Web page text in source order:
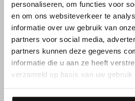
personaliseren, om functies voor
en om ons websiteverkeer te
informatie over uw gebruik van
partners voor social media,
partners kunnen deze gegevens
informatie die u aan ze heeft
verzameld op basis van uw